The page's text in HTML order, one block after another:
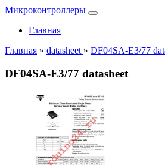
Микроконтроллеры
Главная
Главная » datasheet » DF04SA-E3/77
DF04SA-E3/77 datasheet